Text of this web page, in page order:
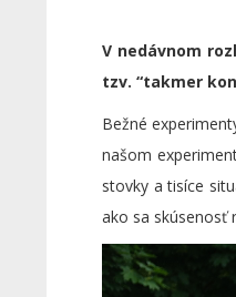
V nedávnom
tzv. “takmer
Bežné
našom
stovky a tisíce
ako sa skúsenosť